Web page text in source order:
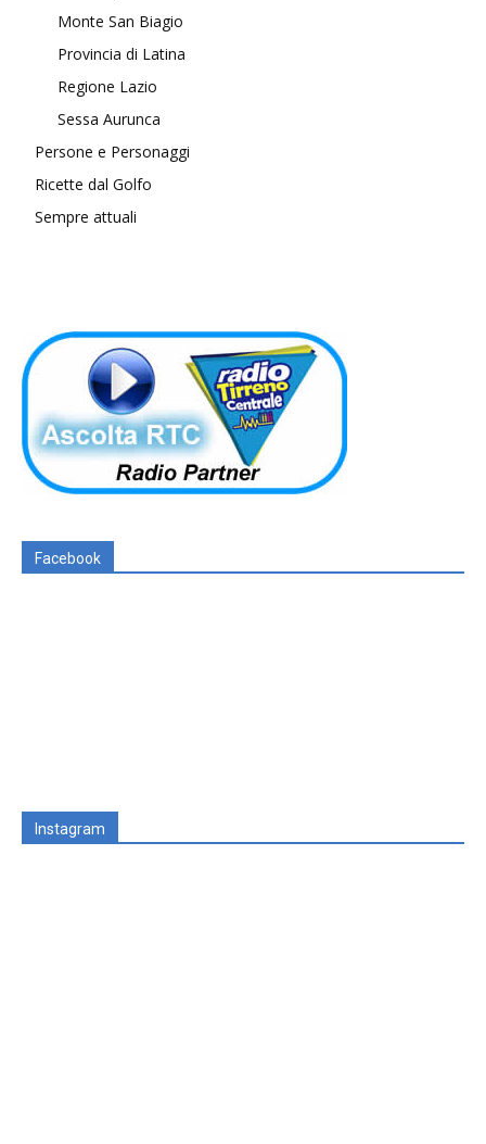
Monte San Biagio
Provincia di Latina
Regione Lazio
Sessa Aurunca
Persone e Personaggi
Ricette dal Golfo
Sempre attuali
Facebook
Instagram